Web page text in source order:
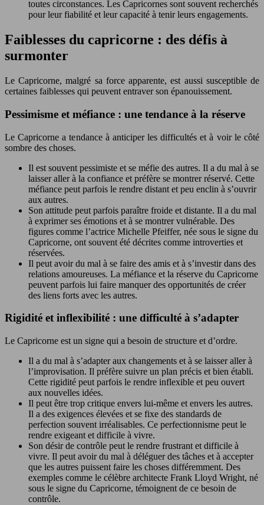
toutes circonstances. Les Capricornes sont souvent recherchés
pour leur fiabilité et leur capacité à tenir leurs engagements.
Faiblesses du capricorne : des défis à
surmonter
Le Capricorne, malgré sa force apparente, est aussi susceptible de
certaines faiblesses qui peuvent entraver son épanouissement.
Pessimisme et méfiance : une tendance à la réserve
Le Capricorne a tendance à anticiper les difficultés et à voir le côté
sombre des choses.
Il est souvent pessimiste et se méfie des autres. Il a du mal à se
laisser aller à la confiance et préfère se montrer réservé. Cette
méfiance peut parfois le rendre distant et peu enclin à s’ouvrir
aux autres.
Son attitude peut parfois paraître froide et distante. Il a du mal
à exprimer ses émotions et à se montrer vulnérable. Des
figures comme l’actrice Michelle Pfeiffer, née sous le signe du
Capricorne, ont souvent été décrites comme introverties et
réservées.
Il peut avoir du mal à se faire des amis et à s’investir dans des
relations amoureuses. La méfiance et la réserve du Capricorne
peuvent parfois lui faire manquer des opportunités de créer
des liens forts avec les autres.
Rigidité et inflexibilité : une difficulté à s’adapter
Le Capricorne est un signe qui a besoin de structure et d’ordre.
Il a du mal à s’adapter aux changements et à se laisser aller à
l’improvisation. Il préfère suivre un plan précis et bien établi.
Cette rigidité peut parfois le rendre inflexible et peu ouvert
aux nouvelles idées.
Il peut être trop critique envers lui-même et envers les autres.
Il a des exigences élevées et se fixe des standards de
perfection souvent irréalisables. Ce perfectionnisme peut le
rendre exigeant et difficile à vivre.
Son désir de contrôle peut le rendre frustrant et difficile à
vivre. Il peut avoir du mal à déléguer des tâches et à accepter
que les autres puissent faire les choses différemment. Des
exemples comme le célèbre architecte Frank Lloyd Wright, né
sous le signe du Capricorne, témoignent de ce besoin de
contrôle.